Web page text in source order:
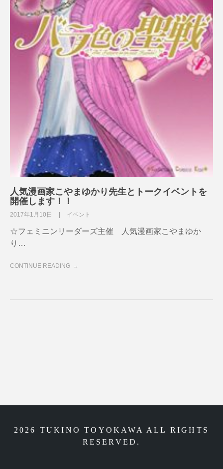
人気漫画家こやまゆかり先生とトークイベントを
開催します！！
2017年1月10日 イベント
☆フェミニンリーダーズ主催 人気漫画家こやまゆか
り…
CONTINUE READING
2026 TUKINO TOYOKAWA ALL RIGHTS
RESERVED.